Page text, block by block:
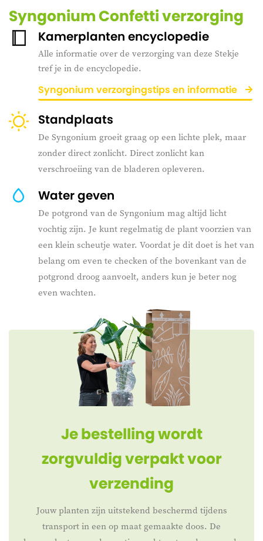
Syngonium Confetti verzorging
Kamerplanten encyclopedie
Alle informatie over de verzorging van deze Stekje
tref je in de encyclopedie.
Syngonium verzorgingstips en informatie
Standplaats
De Syngonium groeit graag op een lichte plek, maar
zonder direct zonlicht. Direct zonlicht kan
verschroeiing van de bladeren opleveren.
Water geven
De potgrond van de Syngonium mag altijd licht
vochtig zijn. Je kunt regelmatig de plant voorzien van
een klein scheutje water. Voordat je dit doet is het van
belang om even te checken of the bovenkant van de
potgrond droog aanvoelt, anders kun je beter nog
even wachten.
Je bestelling wordt
zorgvuldig verpakt voor
verzending
Jouw planten zijn uitstekend beschermd tijdens
transport in een op maat gemaakte doos. De